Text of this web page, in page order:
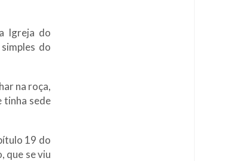
Igreja do
do
na roça,
tinha sede
19 do
que se viu